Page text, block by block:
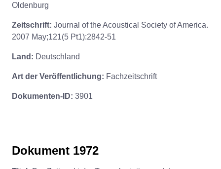
Oldenburg
Zeitschrift: Journal of the Acoustical Society of America.
2007 May;121(5 Pt1):2842-51
Land: Deutschland
Art der Veröffentlichung: Fachzeitschrift
Dokumenten-ID: 3901
Dokument 1972